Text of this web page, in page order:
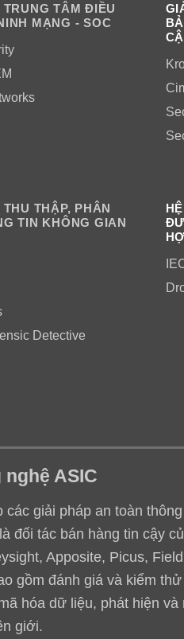
TÂM ĐIỀU
MẠNG - SOC
THẬP, PHÂN
TIN KHÔNG GIAN
Detective
ASIC
giải pháp an toàn
đối tác bán hàng tin cậy
Apposite, Picus,
gồm đánh giá và kiểm
hóa dữ liệu, phát hiện
giới.